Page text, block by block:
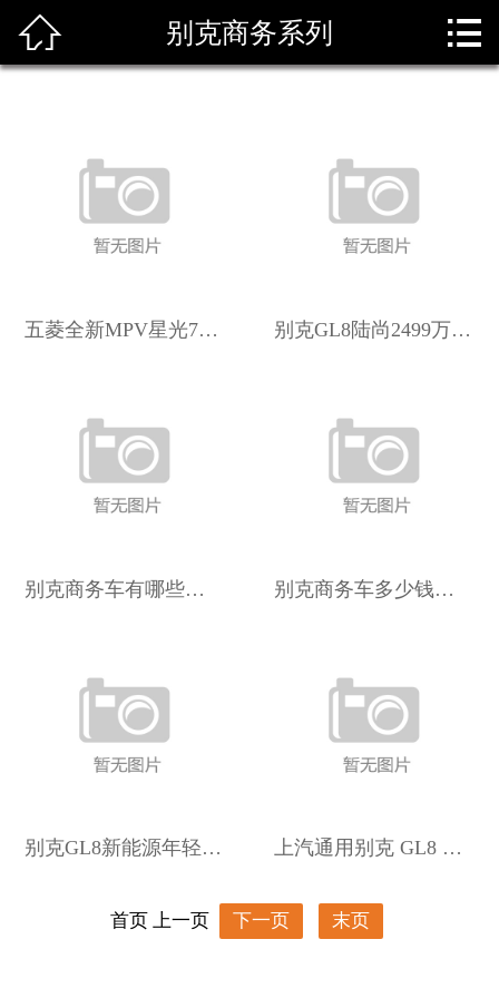

新闻资讯
车辆展示
联系我们
我要租车
 别克商务系列 
五菱全新MPV星光730曝光燃油插混纯电都有四季度上市 别克GL8陆尚2499万真香？注意！配置有点低！
别克商务车有哪些车型 别克商务车多少钱一辆 10万一15万七座商务车
别克GL8新能源年轻化设计与越级空间的完美融合_车家号_发现 上汽通用别克 GL8 陆尚 MPV 车型开启交付：两周大定数
首页 上一页 下一页 末页